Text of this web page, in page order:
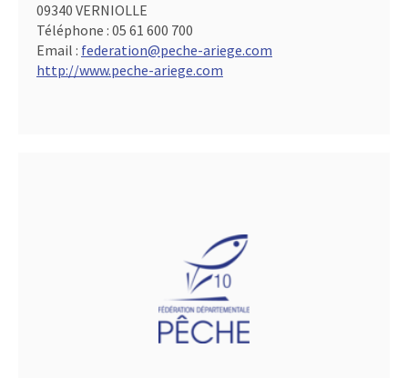
09340 VERNIOLLE
Téléphone : 05 61 600 700
Email : federation@peche-ariege.com
http://www.peche-ariege.com